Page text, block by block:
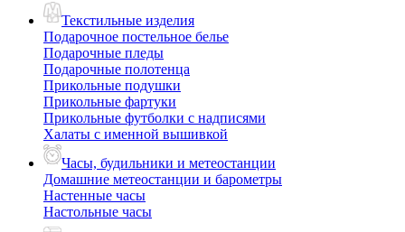
Текстильные изделия
Подарочное постельное белье
Подарочные пледы
Подарочные полотенца
Прикольные подушки
Прикольные фартуки
Прикольные футболки с надписями
Халаты с именной вышивкой
Часы, будильники и метеостанции
Домашние метеостанции и барометры
Настенные часы
Настольные часы